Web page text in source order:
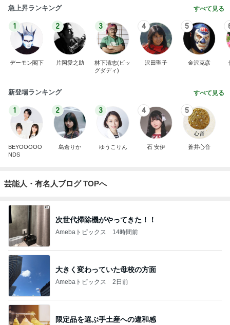
急上昇ランキング すべて見る
1
デーモン閣下
2
片岡愛之助
3
林下清志(ビッ
グダディ)
4
沢田聖子
5
金沢克彦
新登場ランキング すべて見る
1
BEYOOOOO
NDS
2
島倉りか
3
ゆうこりん
4
石 安伊
5
蒼井心音
芸能人・有名人ブログ TOPへ
次世代掃除機がやってきた！！
Amebaトピックス 14時間前
大きく変わっていた母校の方面
Amebaトピックス 2日前
限定品を選ぶ手土産への違和感